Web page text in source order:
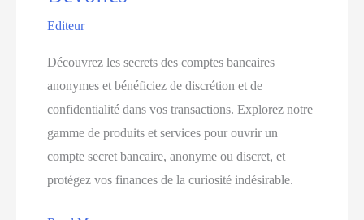
Editeur
Découvrez les secrets des comptes bancaires
anonymes et bénéficiez de discrétion et de
confidentialité dans vos transactions. Explorez notre
gamme de produits et services pour ouvrir un
compte secret bancaire, anonyme ou discret, et
protégez vos finances de la curiosité indésirable.